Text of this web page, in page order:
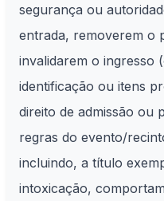
segurança ou
entrada, removerem o
invalidarem o ingresso
identificação ou itens
direito de admissão ou
regras do evento/
incluindo, a título
intoxicação,